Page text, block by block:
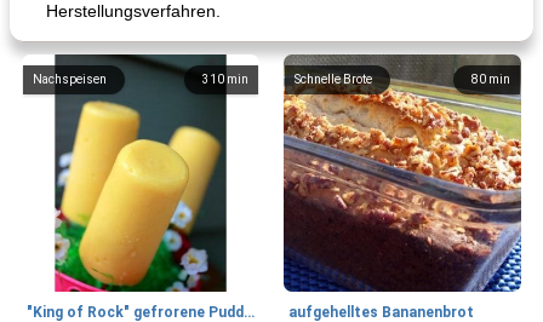
Herstellungsverfahren.
310 min
Nachspeisen
"King of Rock" gefrorene Pudding Pops
80 min
Schnelle Brote
aufgehelltes Bananenbrot